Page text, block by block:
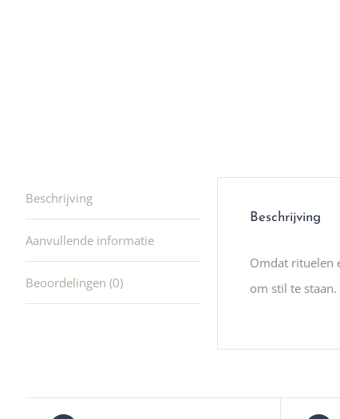
Beschrijving
Aanvullende informatie
Beoordelingen (0)
Beschrijving
Omdat rituelen
om stil te staan.